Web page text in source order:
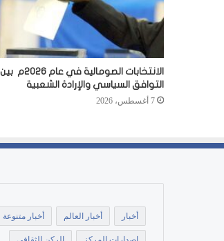
الانتخابات الصومالية في عام 2026م بين
التوافق السياسي والإرادة الشعبية
7 أغسطس، 2026
أخبار أخبار العالم أخبار متنوعة